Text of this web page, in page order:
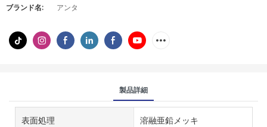
ブランド名:
アンタ
製品詳細
表面処理 溶融亜鉛メッキ